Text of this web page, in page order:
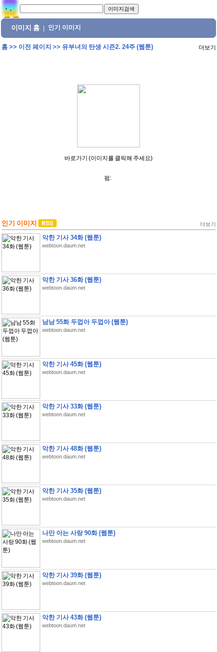
이미지 홈 인기 이미지
홈>> 이전 페이지 >> 유부녀의 탄생 시즌2. 24주 (웹툰) 더보기
바로가기 (이미지를 클릭해 주세요)
펌:
인기 이미지 더보기
악한 기사 34화 (웹툰)
webtoon.daum.net
악한 기사 36화 (웹툰)
webtoon.daum.net
남남 55화 두껍아 두껍아 (웹툰)
webtoon.daum.net
악한 기사 45화 (웹툰)
webtoon.daum.net
악한 기사 33화 (웹툰)
webtoon.daum.net
악한 기사 48화 (웹툰)
webtoon.daum.net
악한 기사 35화 (웹툰)
webtoon.daum.net
나만 아는 사랑 90화 (웹툰)
webtoon.daum.net
악한 기사 39화 (웹툰)
webtoon.daum.net
악한 기사 43화 (웹툰)
webtoon.daum.net